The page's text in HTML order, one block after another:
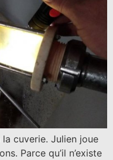
cuverie. Julien joue
Parce qu’il n’existe